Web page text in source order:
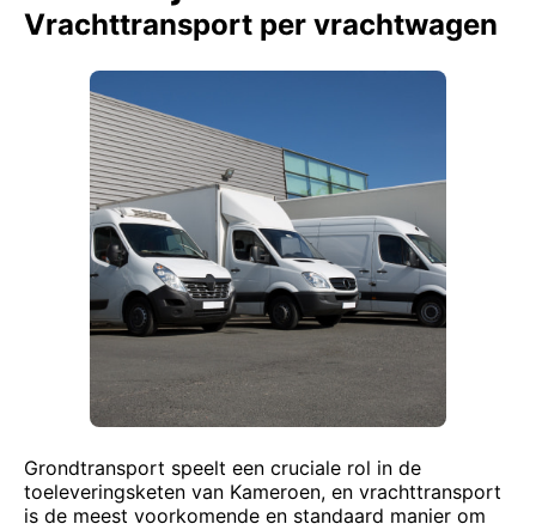
Vrachttransport per vrachtwagen
Grondtransport speelt een cruciale rol in de
toeleveringsketen van Kameroen, en vrachttransport
is de meest voorkomende en standaard manier om